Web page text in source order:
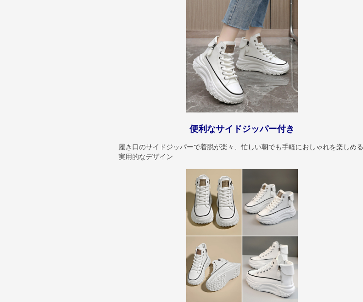
便利なサイドジッパー付き
履き口のサイドジッパーで着脱が楽々、忙しい朝でも手軽におしゃれを楽しめる
実用的なデザイン